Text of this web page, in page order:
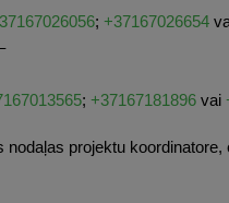
;+37167026654
;+37167181896 vai
projektu koordinatore,